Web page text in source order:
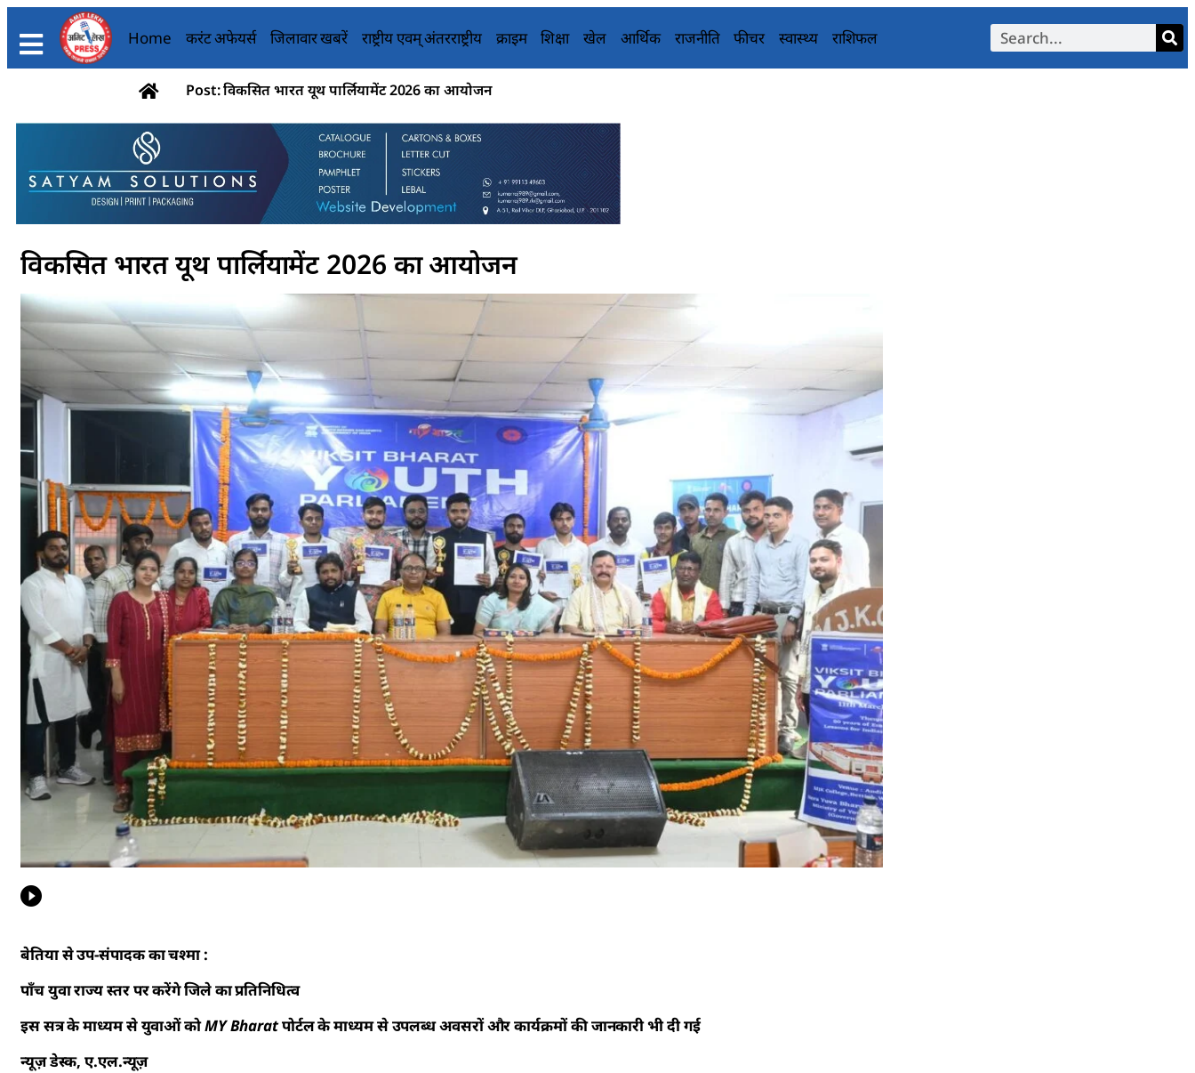
Home करंट अफेयर्स जिलावार खबरें राष्ट्रीय एवम् अंतरराष्ट्रीय क्राइम शिक्षा खेल आर्थिक राजनीति फीचर स्वास्थ्य राशिफल
Post: विकसित भारत यूथ पार्लियामेंट 2026 का आयोजन
विकसित भारत यूथ पार्लियामेंट 2026 का आयोजन
बेतिया से उप-संपादक का चश्मा :
पाँच युवा राज्य स्तर पर करेंगे जिले का प्रतिनिधित्व
इस सत्र के माध्यम से युवाओं को MY Bharat पोर्टल के माध्यम से उपलब्ध अवसरों और कार्यक्रमों की जानकारी भी दी गई
न्यूज़ डेस्क, ए.एल.न्यूज़